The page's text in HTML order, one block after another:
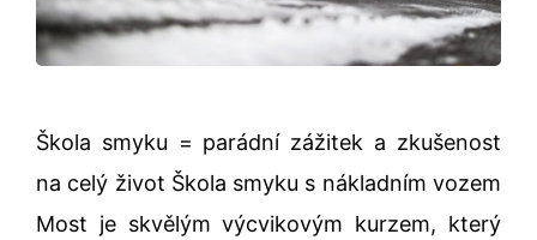
Škola smyku = parádní zážitek a zkušenost
na celý život Škola smyku s nákladním vozem
Most je skvělým výcvikovým kurzem, který